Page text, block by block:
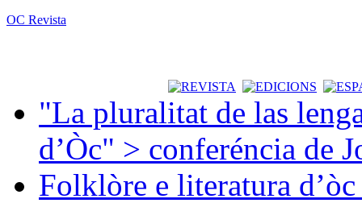
OC Revista
"La pluralitat de las
d’Òc" > conferéncia de
Folklòre e literatura